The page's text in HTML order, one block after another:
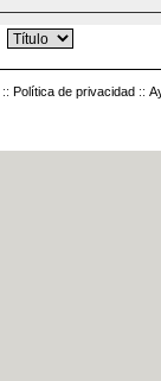
:: Política de privacidad ::